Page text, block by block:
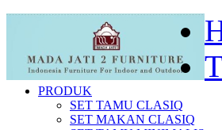
PRODUK
SET TAMU CLASIQ
SET MAKAN CLASIQ